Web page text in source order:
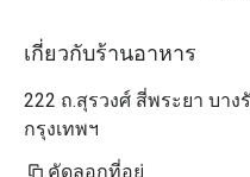
เกี่ยวกับร้านอาหาร
222 ถ.สุรวงศ์ สี่พระยา บาง
กรุงเทพฯ
คัดลอกที่อยู่